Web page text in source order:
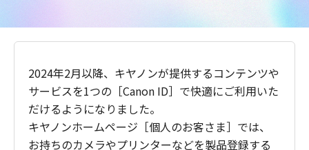
2024年2月以降、キヤノンが提供するコンテンツや
サービスを1つの［Canon ID］で快適にご利用いた
だけるようになりました。
キヤノンホームページ［個人のお客さま］では、
お持ちのカメラやプリンターなどを製品登録する